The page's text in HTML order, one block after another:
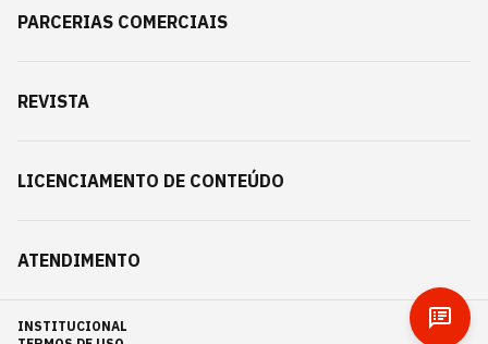
PARCERIAS COMERCIAIS
REVISTA
LICENCIAMENTO DE CONTEÚDO
ATENDIMENTO
INSTITUCIONAL